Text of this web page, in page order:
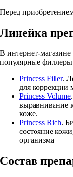
Перед
Линейка
В интернет-
популярные
Princess Filler.
для коррекции
Princess Volume
выравнивание
коже.
Princess Rich.
состояние
организма.
Состав